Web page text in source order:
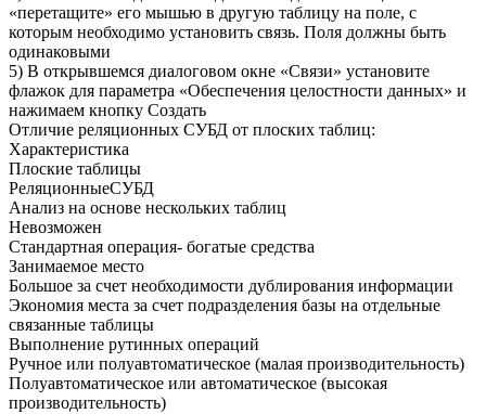
«перетащите» его мышью в другую таблицу на поле, с
которым необходимо установить связь. Поля должны быть
одинаковыми
5) В открывшемся диалоговом окне «Связи» установите
флажок для параметра «Обеспечения целостности данных» и
нажимаем кнопку Создать
Отличие реляционных СУБД от плоских таблиц:
Характеристика
Плоские таблицы
РеляционныеСУБД
Анализ на основе нескольких таблиц
Невозможен
Стандартная операция- богатые средства
Занимаемое место
Большое за счет необходимости дублирования информации
Экономия места за счет подразделения базы на отдельные
связанные таблицы
Выполнение рутинных операций
Ручное или полуавтоматическое (малая производительность)
Полуавтоматическое или автоматическое (высокая
производительность)